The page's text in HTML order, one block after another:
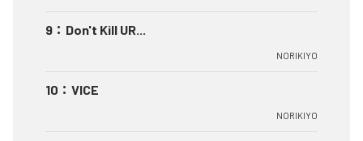
9 ： Don't Kill UR...
NORIKIYO
10 ： VICE
NORIKIYO